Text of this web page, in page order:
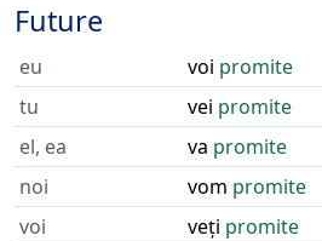
Future
eu voi promite
tu
vei promite
el, ea
va promite
noi
vom promite
voi
veți promite